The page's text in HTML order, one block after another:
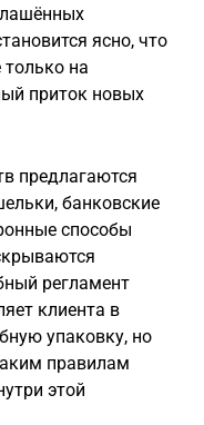
ясно, что
только на
приток новых
предлагаются
банковские
способы
регламент
клиента в
упаковку, но
правилам
этой